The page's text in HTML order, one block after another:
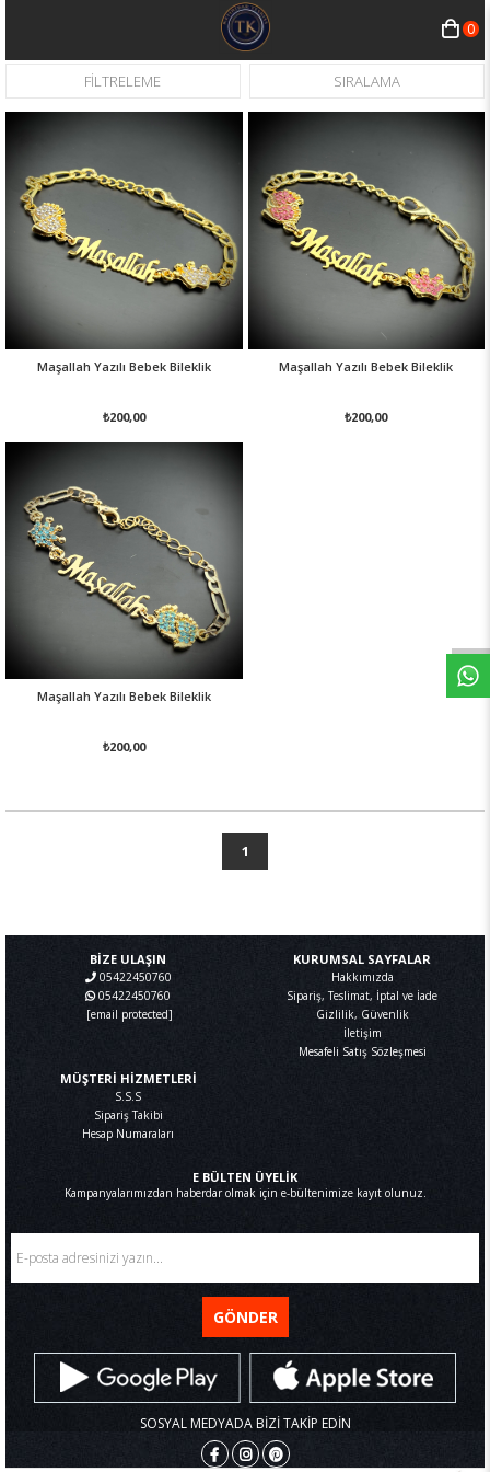
0
FILTRELEME SIRALAMA
Maşallah Yazılı Bebek Bileklik
₺200,00
Maşallah Yazılı Bebek Bileklik
₺200,00
Maşallah Yazılı Bebek Bileklik
₺200,00
1
BİZE ULAŞIN
05422450760
05422450760
[email protected]
KURUMSAL SAYFALAR
Hakkımızda
Sipariş, Teslimat, İptal ve İade
Gizlilik, Güvenlik
İletişim
Mesafeli Satış Sözleşmesi
MÜŞTERİ HİZMETLERİ
S.S.S
Sipariş Takibi
Hesap Numaraları
E BÜLTEN ÜYELİK
Kampanyalarımızdan haberdar olmak için e-bültenimize kayıt olunuz.
GÖNDER
SOSYAL MEDYADA BİZİ TAKİP EDİN